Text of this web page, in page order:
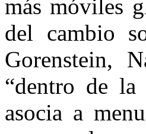
más móviles
del cambio
Gorenstein,
“dentro de
asocia a